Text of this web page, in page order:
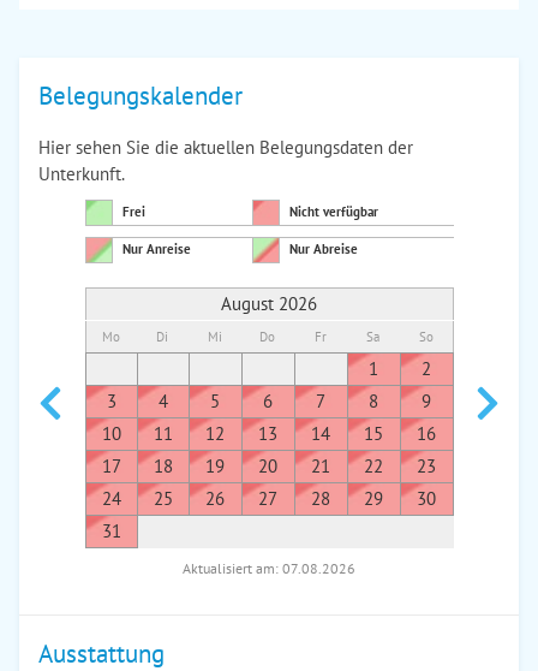
Belegungskalender
Hier sehen Sie die aktuellen Belegungsdaten der
Unterkunft.
Frei Nicht verfügbar
Nur Anreise Nur Abreise
August 2026
Mo Di Mi Do Fr Sa So
1
2
3
4 5 6 7 8
9
10
11 12 13 14 15
16
17
18 19 20 21 22
23
24
25 26 27 28 29
30
31
7
Aktualisiert am: 07.08.2026
Ausstattung